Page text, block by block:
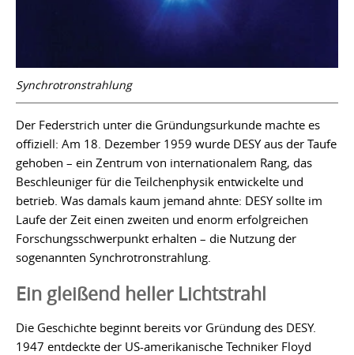
Synchrotronstrahlung
Der Federstrich unter die Gründungsurkunde machte es
offiziell: Am 18. Dezember 1959 wurde DESY aus der Taufe
gehoben – ein Zentrum von internationalem Rang, das
Beschleuniger für die Teilchenphysik entwickelte und
betrieb. Was damals kaum jemand ahnte: DESY sollte im
Laufe der Zeit einen zweiten und enorm erfolgreichen
Forschungsschwerpunkt erhalten – die Nutzung der
sogenannten Synchrotronstrahlung.
Ein gleißend heller Lichtstrahl
Die Geschichte beginnt bereits vor Gründung des DESY.
1947 entdeckte der US-amerikanische Techniker Floyd